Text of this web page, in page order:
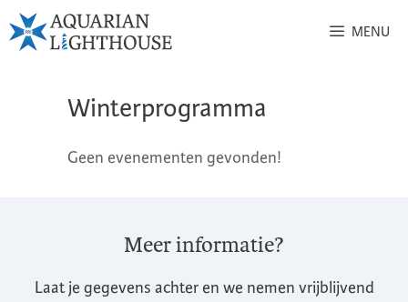
MENU
Winterprogramma
Geen evenementen gevonden!
Meer informatie?
Laat je gegevens achter en we nemen vrijblijvend